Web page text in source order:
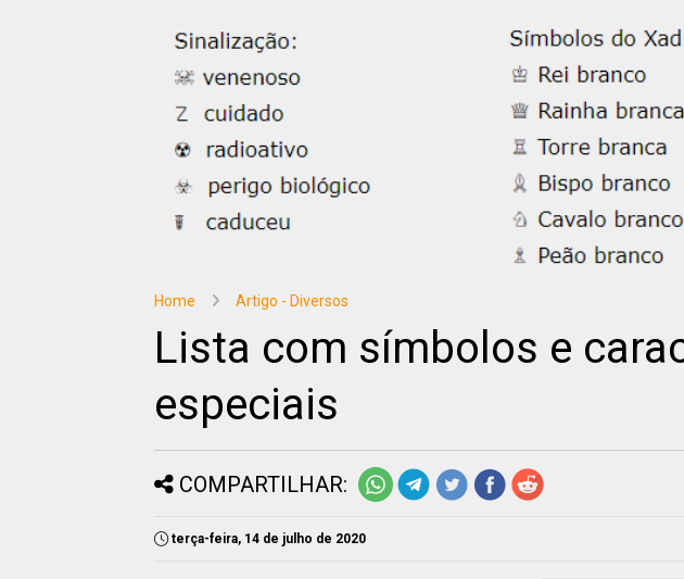
Home Artigo - Diversos
Lista com símbolos e
especiais
COMPARTILHAR:
terça-feira, 14 de julho de 2020